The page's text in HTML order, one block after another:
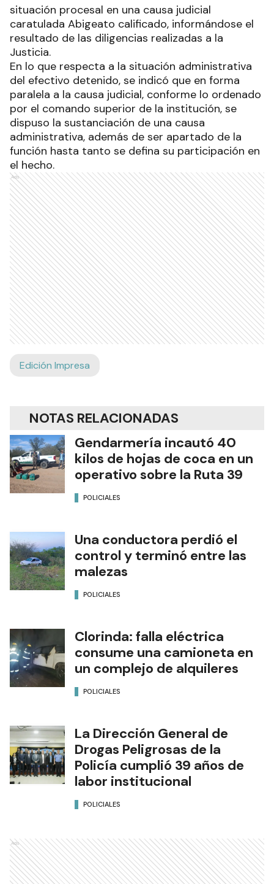
situación procesal en una causa judicial
caratulada Abigeato calificado, informándose el
resultado de las diligencias realizadas a la
Justicia.
En lo que respecta a la situación administrativa
del efectivo detenido, se indicó que en forma
paralela a la causa judicial, conforme lo ordenado
por el comando superior de la institución, se
dispuso la sustanciación de una causa
administrativa, además de ser apartado de la
función hasta tanto se defina su participación en
el hecho.
Ads
Edición Impresa
NOTAS RELACIONADAS
Gendarmería incautó 40
kilos de hojas de coca en un
operativo sobre la Ruta 39
POLICIALES
Una conductora perdió el
control y terminó entre las
malezas
POLICIALES
Clorinda: falla eléctrica
consume una camioneta en
un complejo de alquileres
POLICIALES
La Dirección General de
Drogas Peligrosas de la
Policía cumplió 39 años de
labor institucional
POLICIALES
Ads